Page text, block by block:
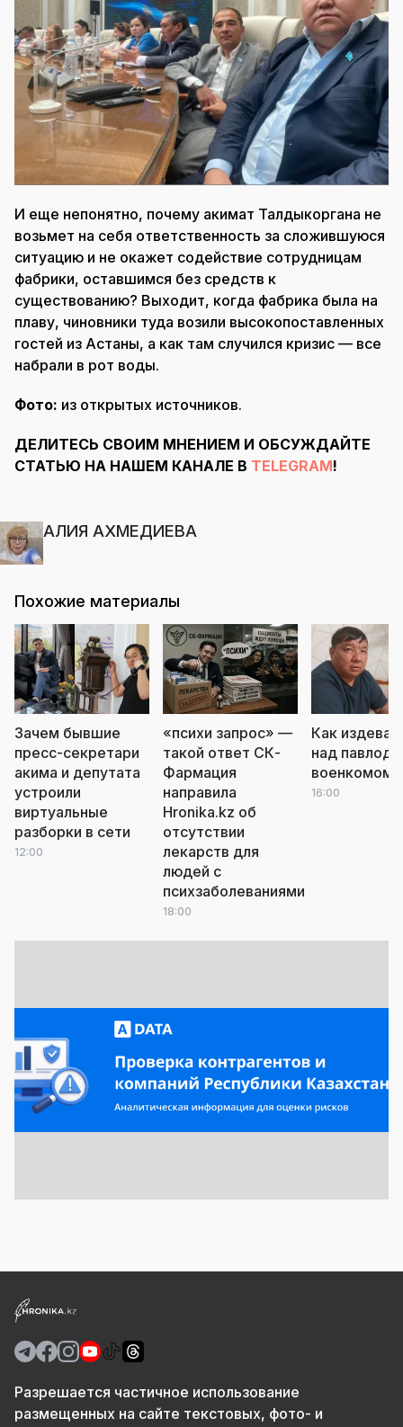
И еще непонятно, почему акимат Талдыкоргана не
возьмет на себя ответственность за сложившуюся
ситуацию и не окажет содействие сотрудницам
фабрики, оставшимся без средств к
существованию? Выходит, когда фабрика была на
плаву, чиновники туда возили высокопоставленных
гостей из Астаны, а как там случился кризис — все
набрали в рот воды.
Фото: из открытых источников.
ДЕЛИТЕСЬ СВОИМ МНЕНИЕМ И ОБСУЖДАЙТЕ
СТАТЬЮ НА НАШЕМ КАНАЛЕ В TELEGRAM!
АЛИЯ АХМЕДИЕВА
Похожие материалы
Зачем бывшие
пресс-секретари
акима и депутата
устроили
виртуальные
разборки в сети
12:00
«психи запрос» —
такой ответ СК-
Фармация
направила
Hronika.kz об
отсутствии
лекарств для
людей с
психзаболеваниями
18:00
Как
над
военкомом
16:00
Разрешается частичное использование
размещенных на сайте текстовых, фото- и